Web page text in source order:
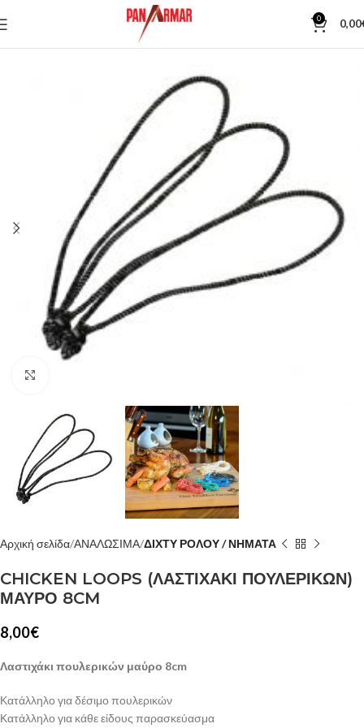
0 0,00
Αρχική σελίδα ΑΝΑΛΩΣΙΜΑ ΔΙΧΤΥ ΡΟΛΟΥ / ΝΗΜΑΤΑ
CHICKEN LOOPS (ΛΑΣΤΙΧΑΚΙ ΠΟΥΛΕΡΙΚΩΝ)
ΜΑΥΡΟ 8CM
8,00€
Λαστιχάκι πουλερικών μαύρο 8cm
Κατάλληλο για δέσιμο πουλερικών
Κατάλληλο για κάθε είδους παρασκεύασμα